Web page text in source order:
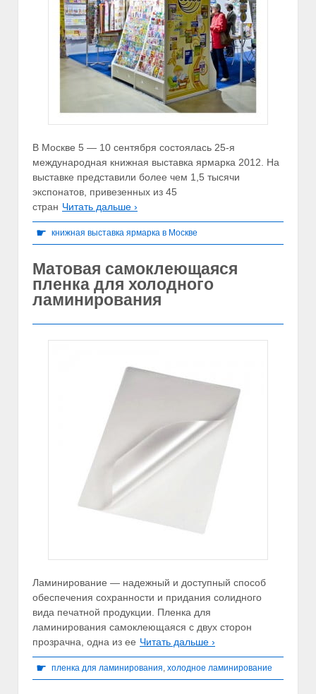
В Москве 5 — 10 сентября состоялась 25-я
международная книжная выставка ярмарка 2012. На
выставке представили более чем 1,5 тысячи
экспонатов, привезенных из 45
стран Читать дальше ›
☛ книжная выставка ярмарка в Москве
Матовая самоклеющаяся
пленка для холодного
ламинирования
Ламинирование — надежный и доступный способ
обеспечения сохранности и придания солидного
вида печатной продукции. Пленка для
ламинирования самоклеющаяся с двух сторон
прозрачна, одна из ее Читать дальше ›
☛ пленка для ламинирования, холодное ламинирование